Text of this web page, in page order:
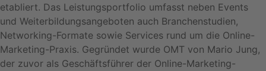
etabliert. Das Leistungsportfolio umfasst neben Events
und Weiterbildungsangeboten auch Branchenstudien,
Networking-Formate sowie Services rund um die Online-
Marketing-Praxis. Gegründet wurde OMT von Mario Jung,
der zuvor als Geschäftsführer der Online-Marketing-